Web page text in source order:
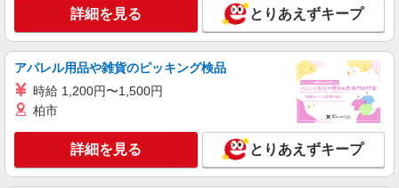
サービス付き高齢者向け住宅／介護職／日勤の
み
時給1,168円〜1,231円 ※経験・能力・資格等
による ※一律処遇改善加算含む 〇時間外勤務手当
〇土日祝勤務手当 〇夜勤手当 〇深夜勤務手当 〇
年末年始勤務手当 〇早朝7:00〜8:00/夜間18:00〜
エイジフリーハウス神戸霞ヶ丘 兵庫県神戸市
キープ 詳細を見る
詳細を見る とりあえずキープ
アパレル用品や雑貨のピッキング検品
時給 1,200円〜1,500円
柏市
詳細を見る とりあえずキープ